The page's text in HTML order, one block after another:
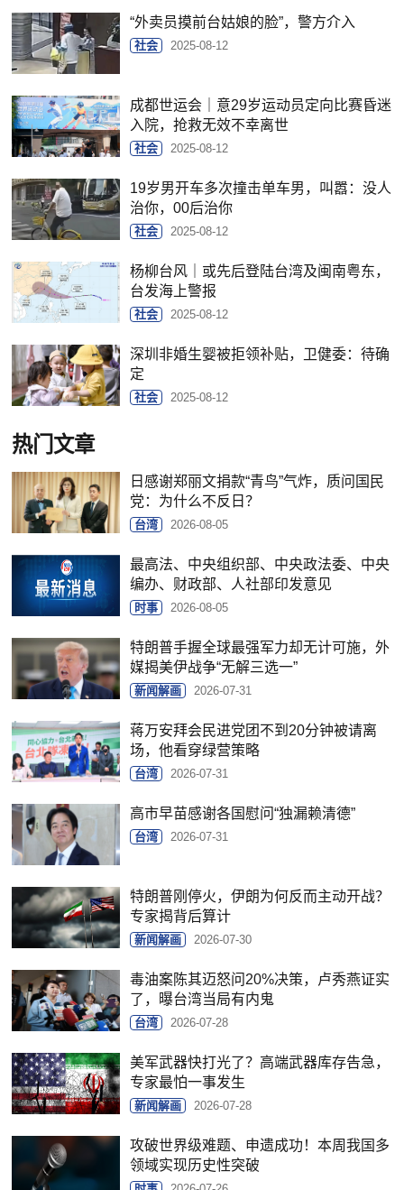
“外卖员摸前台姑娘的脸”，警方介入
社会 2025-08-12
成都世运会｜意29岁运动员定向比赛昏迷
入院，抢救无效不幸离世
社会 2025-08-12
19岁男开车多次撞击单车男，叫嚣：没人
治你，00后治你
社会 2025-08-12
杨柳台风｜或先后登陆台湾及闽南粤东，
台发海上警报
社会 2025-08-12
深圳非婚生婴被拒领补贴，卫健委：待确
定
社会 2025-08-12
热门文章
日感谢郑丽文捐款“青鸟”气炸，质问国民
党：为什么不反日？
台湾 2026-08-05
最高法、中央组织部、中央政法委、中央
编办、财政部、人社部印发意见
时事 2026-08-05
特朗普手握全球最强军力却无计可施，外
媒揭美伊战争“无解三选一”
新闻解画 2026-07-31
蒋万安拜会民进党团不到20分钟被请离
场，他看穿绿营策略
台湾 2026-07-31
高市早苗感谢各国慰问“独漏赖清德”
台湾 2026-07-31
特朗普刚停火，伊朗为何反而主动开战？
专家揭背后算计
新闻解画 2026-07-30
毒油案陈其迈怒问20%决策，卢秀燕证实
了，曝台湾当局有内鬼
台湾 2026-07-28
美军武器快打光了？高端武器库存告急，
专家最怕一事发生
新闻解画 2026-07-28
攻破世界级难题、申遗成功！本周我国多
领域实现历史性突破